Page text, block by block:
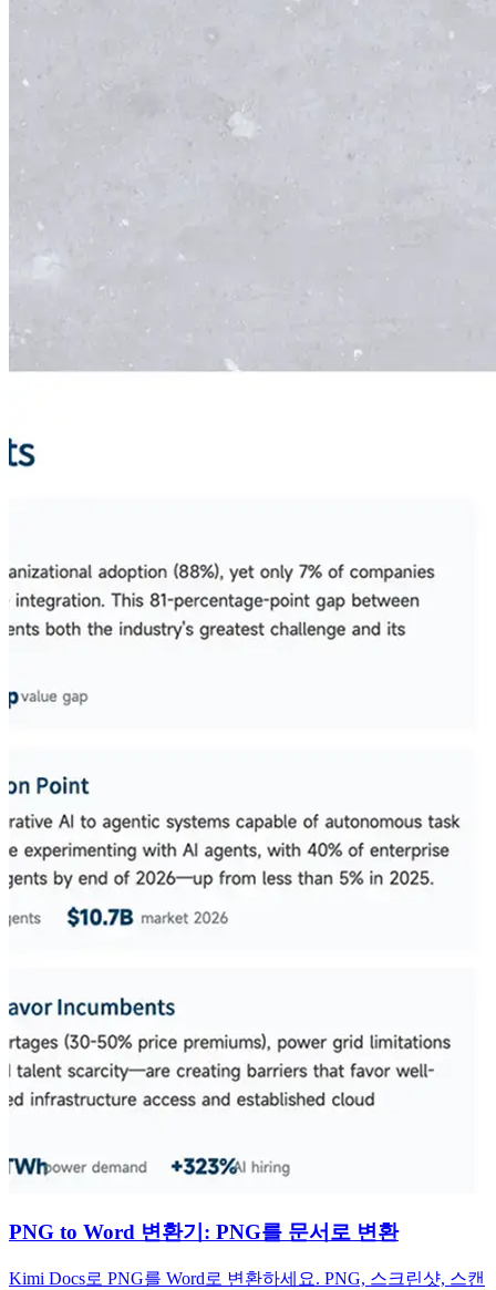
PNG to Word 변환기: PNG를 문서로 변환
Kimi Docs로 PNG를 Word로 변환하세요. PNG, 스크린샷, 스캔